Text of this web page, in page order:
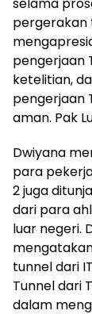
pergerakan
pengerjaan
ketelitian,
pengerjaan
aman. Pak
Dwiyana
para
2 juga
dari para
luar negeri.
tunnel dari
Tunnel dari
dalam